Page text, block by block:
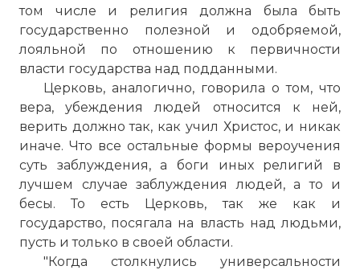
том числе и религия должна была быть
государственно полезной и одобряемой,
лояльной по отношению к первичности
власти государства над подданными.
Церковь, аналогично, говорила о том, что
вера, убеждения людей относится к ней,
верить должно так, как учил Христос, и никак
иначе. Что все остальные формы вероучения
суть заблуждения, а боги иных религий в
лучшем случае заблуждения людей, а то и
бесы. То есть Церковь, так же как и
государство, посягала на власть над людьми,
пусть и только в своей области.
"Когда столкнулись универсальности